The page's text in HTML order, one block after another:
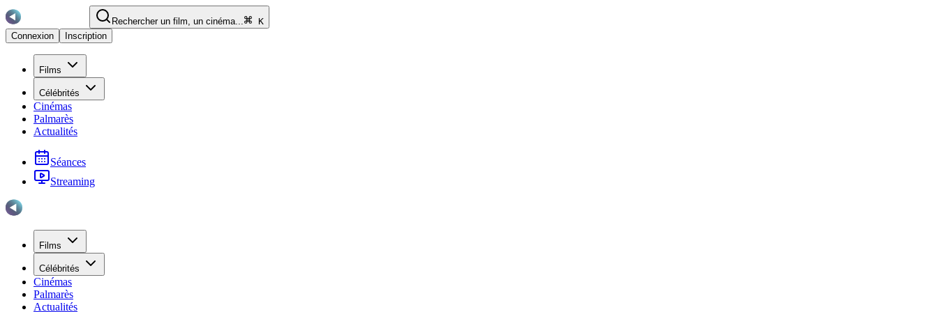
Rechercher un film, un cinéma...
K
Connexion
Inscription
Films
Célébrités
Cinémas
Palmarès
Actualités
Séances
Streaming
Films
Célébrités
Cinémas
Palmarès
Actualités